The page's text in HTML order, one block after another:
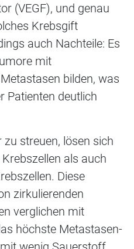
(VEGF), und genau
Krebsgift
auch Nachteile: Es
mit
bilden, was
Patienten deutlich
streuen, lösen sich
als auch
Diese
zirkulierenden
verglichen mit
höchste Metastasen-